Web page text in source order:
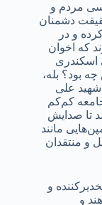
مردم و
دشمنان
و در
که اخوان
اسکندری
بود؟ بله،
علی
جامعه کم‌کم
تا صدایش
مانند
و منتقدان
و
و